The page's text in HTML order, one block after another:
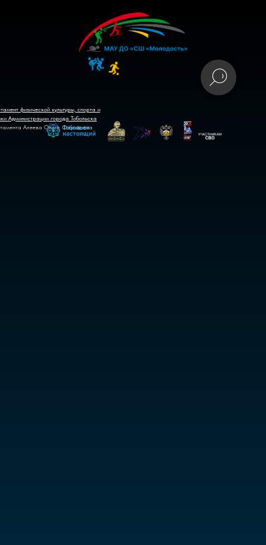
физической культуры, спорта и
Администрации города Тобольска
Алеева Ольга Фаридовна